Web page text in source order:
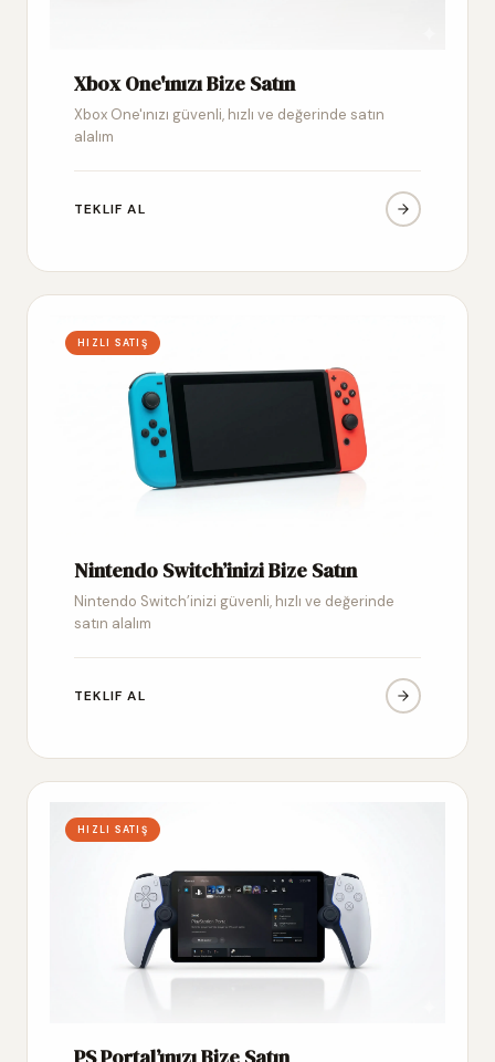
Xbox One'ınızı Bize Satın
Xbox One'ınızı güvenli, hızlı ve değerinde satın
alalım
TEKLIF AL
HIZLI SATIŞ
Nintendo Switch’inizi Bize Satın
Nintendo Switch’inizi güvenli, hızlı ve değerinde
satın alalım
TEKLIF AL
HIZLI SATIŞ